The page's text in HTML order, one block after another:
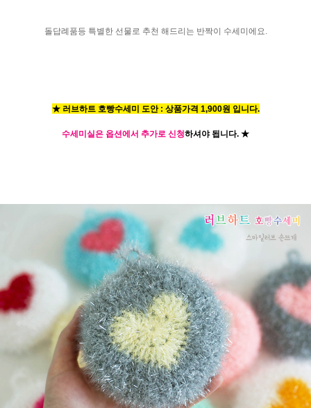
돌답례품등 특별한 선물로 추천 해드리는 반짝이 수세미에요.
★ 러브하트 호빵수세미 도안 : 상품가격 1,900원 입니다.
수세미실은 옵션에서 추가로 신청하셔야 됩니다. ★